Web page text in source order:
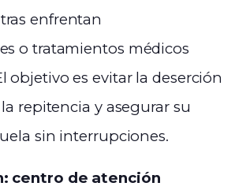
enfrentan
o tratamientos médicos
objetivo es evitar la deserción
repitencia y asegurar su
sin interrupciones.
centro de atención